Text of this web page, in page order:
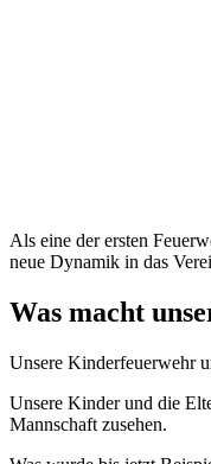
Als eine der ersten
neue Dynamik in das
Was macht
Unsere Kinderfeuerwehr
Unsere Kinder und die
Mannschaft zusehen.